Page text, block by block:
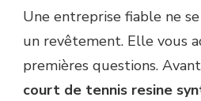
Une entreprise fiable ne
un revêtement. Elle vous
premières questions.
court de tennis resine